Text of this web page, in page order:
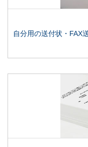
自分用の送付状・FAX